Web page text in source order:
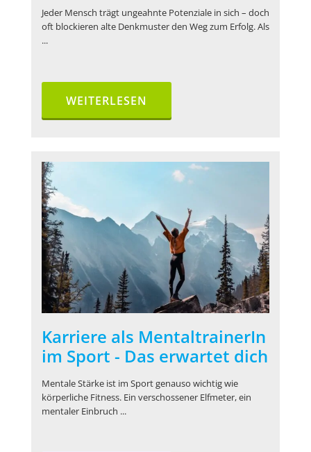
Jeder Mensch trägt ungeahnte Potenziale in sich – doch
oft blockieren alte Denkmuster den Weg zum Erfolg. Als
...
WEITERLESEN
Karriere als MentaltrainerIn
im Sport - Das erwartet dich
Mentale Stärke ist im Sport genauso wichtig wie
körperliche Fitness. Ein verschossener Elfmeter, ein
mentaler Einbruch ...